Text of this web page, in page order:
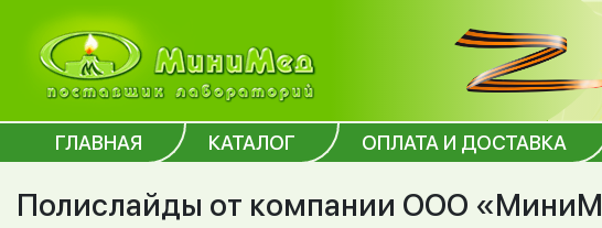
ГЛАВНАЯ КАТАЛОГ ОПЛАТА И ДОСТАВКА
Полислайды от компании ООО